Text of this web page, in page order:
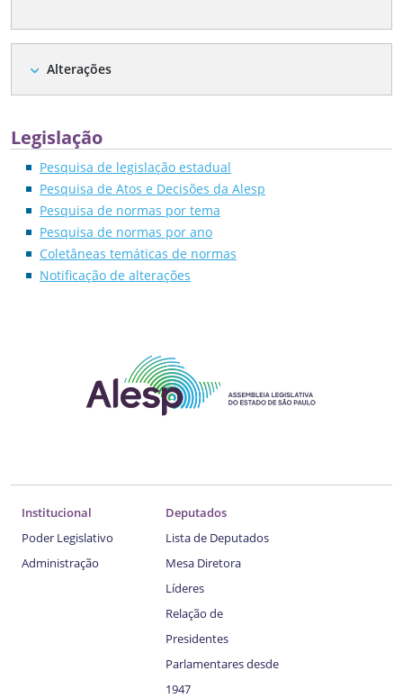
expand_more Alterações
Legislação
Pesquisa de legislação estadual
Pesquisa de Atos e Decisões da Alesp
Pesquisa de normas por tema
Pesquisa de normas por ano
Coletâneas temáticas de normas
Notificação de alterações
Institucional
Poder Legislativo
Administração
Deputados
Lista de Deputados
Mesa Diretora
Líderes
Relação de
Presidentes
Parlamentares desde
1947